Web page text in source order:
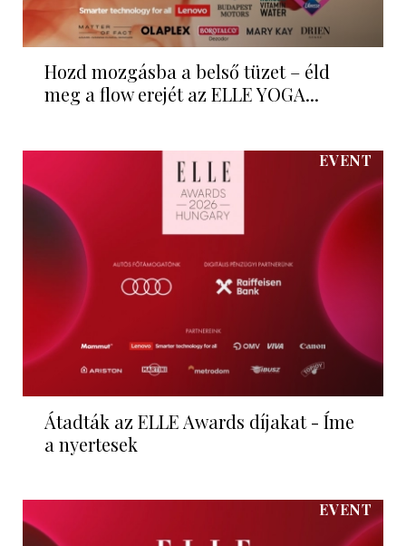
Hozd mozgásba a belső tüzet – éld
meg a flow erejét az ELLE YOGA...
EVENT
Átadták az ELLE Awards díjakat - Íme
a nyertesek
EVENT